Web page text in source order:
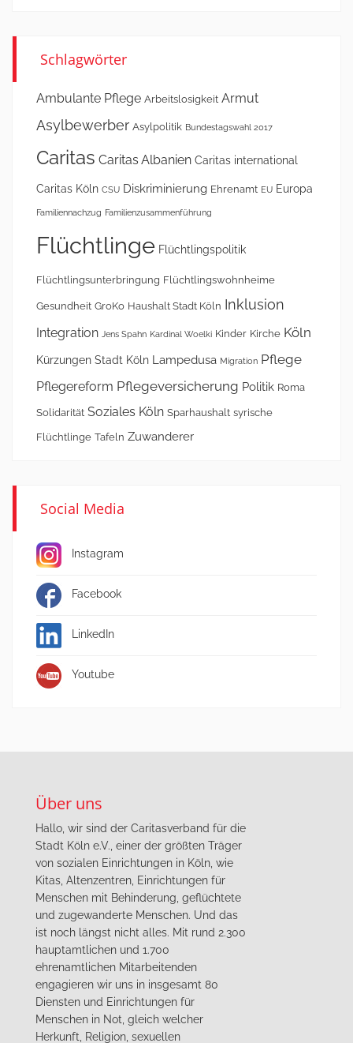
Schlagwörter
Ambulante Pflege Arbeitslosigkeit Armut
Asylbewerber Asylpolitik Bundestagswahl 2017
Caritas Caritas Albanien Caritas international
Caritas Köln CSU Diskriminierung Ehrenamt EU Europa
Familiennachzug Familienzusammenführung
Flüchtlinge Flüchtlingspolitik
Flüchtlingsunterbringung Flüchtlingswohnheime
Gesundheit GroKo Haushalt Stadt Köln Inklusion
Integration Jens Spahn Kardinal Woelki Kinder Kirche Köln
Kürzungen Stadt Köln Lampedusa Migration Pflege
Pflegereform Pflegeversicherung Politik Roma
Solidarität Soziales Köln Sparhaushalt syrische
Flüchtlinge Tafeln Zuwanderer
Social Media
Instagram
Facebook
LinkedIn
Youtube
Über uns
Hallo, wir sind der Caritasverband für die
Stadt Köln e.V., einer der größten Träger
von sozialen Einrichtungen in Köln, wie
Kitas, Altenzentren, Einrichtungen für
Menschen mit Behinderung, geflüchtete
und zugewanderte Menschen. Und das
ist noch längst nicht alles. Mit rund 2.300
hauptamtlichen und 1.700
ehrenamtlichen Mitarbeitenden
engagieren wir uns in insgesamt 80
Diensten und Einrichtungen für
Menschen in Not, gleich welcher
Herkunft, Religion, sexuellen